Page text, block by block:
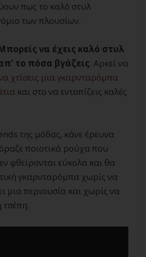
πως το καλό στυλ
των πλουσίων.
να έχεις καλό στυλ
το πόσα βγάζεις. Αρκεί να
χτίσεις μια γκαρνταρόμπα
και στο να εντοπίζεις καλές
της μόδας, κάνε έρευνα
ποιοτικά ρούχα που
φθείρονται εύκολα και θα
γκαρνταρόμπα χωρίς να
μια περιουσία και χωρίς να
τσέπη.